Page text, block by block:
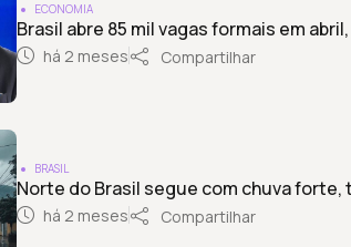
ECONOMIA
Brasil abre 85 mil vagas formais em
há 2 meses Compartilhar
BRASIL
Norte do Brasil segue com chuva
há 2 meses Compartilhar